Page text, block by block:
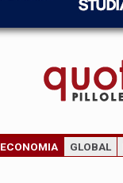
ECONOMIA GLOBAL